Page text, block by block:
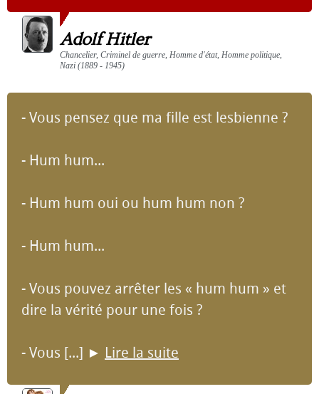
Adolf Hitler
Chancelier, Criminel de guerre, Homme d'état, Homme politique,
Nazi (1889 - 1945)
- Vous pensez que ma fille est lesbienne ?
- Hum hum...
- Hum hum oui ou hum hum non ?
- Hum hum...
- Vous pouvez arrêter les « hum hum » et
dire la vérité pour une fois ?
- Vous [...] ► Lire la suite